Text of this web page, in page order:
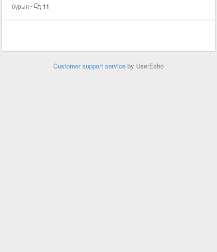
бұрын • 11
Customer support service by UserEcho